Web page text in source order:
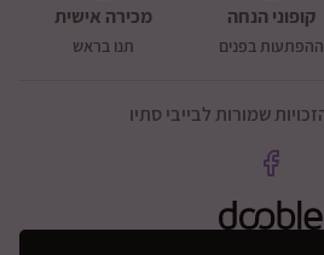
קופוני הנחה
ההפתעות בפנים
מכירה אישית
תנו בראש